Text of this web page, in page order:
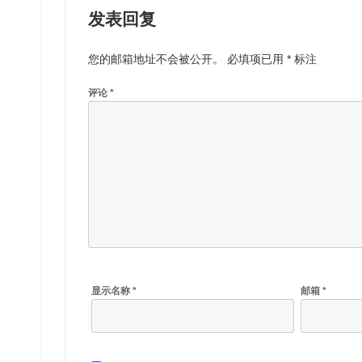
发表回复
您的邮箱地址不会被公开。 必填项已用 * 标注
评论 *
显示名称 * 邮箱 *